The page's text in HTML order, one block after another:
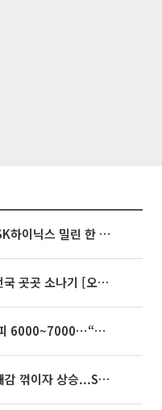
[베스트&워스트] 삼성전자·SK하이닉스 밀린 한 주…상상인증권은 85% 급등
35도 안팎 무더위 이어져…전국 곳곳 소나기 [오늘 날씨]
[주간증시전망] 다음주 코스피 6000~7000⋯“外人 수급은 정책이 변수”
뉴욕증시, 연준 금리인상 기대감 꺾이자 상승...S&P500 사상 최고치 [종합]